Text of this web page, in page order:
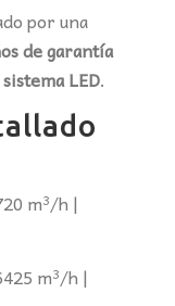
por una
de garantía
LED.
m³/h |
m³/h |